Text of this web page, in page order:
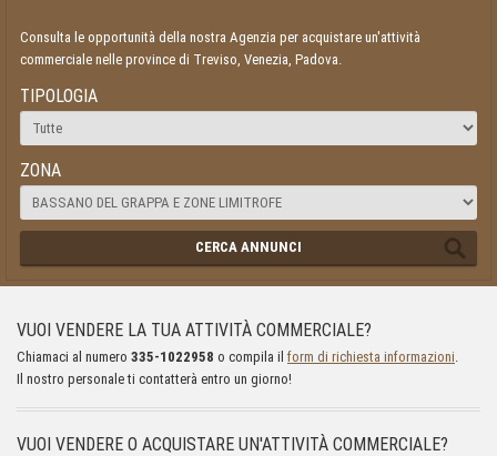
Consulta le opportunità della nostra Agenzia per acquistare un'attività
commerciale nelle province di Treviso, Venezia, Padova.
TIPOLOGIA
ZONA
CERCA ANNUNCI
VUOI VENDERE LA TUA ATTIVITÀ COMMERCIALE?
Chiamaci al numero 335-1022958 o compila il form di richiesta informazioni.
Il nostro personale ti contatterà entro un giorno!
VUOI VENDERE O ACQUISTARE UN'ATTIVITÀ COMMERCIALE?